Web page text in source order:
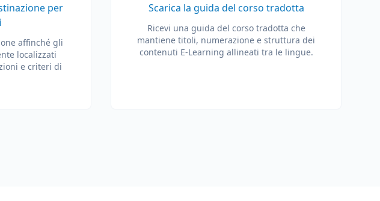
per
affinché gli
localizzati
e criteri di
Scarica la guida del corso tradotta
Ricevi una guida del corso tradotta che
mantiene titoli, numerazione e struttura dei
contenuti E-Learning allineati tra le lingue.